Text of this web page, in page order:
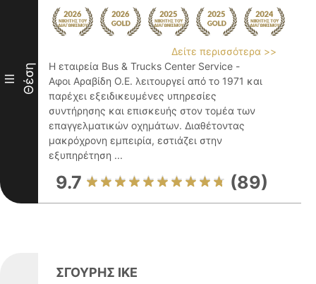
III Θέση
Δείτε περισσότερα >>
Η εταιρεία Bus & Trucks Center Service -
Αφοι Αραβίδη Ο.Ε. λειτουργεί από το 1971 και
παρέχει εξειδικευμένες υπηρεσίες
συντήρησης και επισκευής στον τομέα των
επαγγελματικών οχημάτων. Διαθέτοντας
μακρόχρονη εμπειρία, εστιάζει στην
εξυπηρέτηση ...
9.7 (89)
ΣΓΟΥΡΗΣ ΙΚΕ